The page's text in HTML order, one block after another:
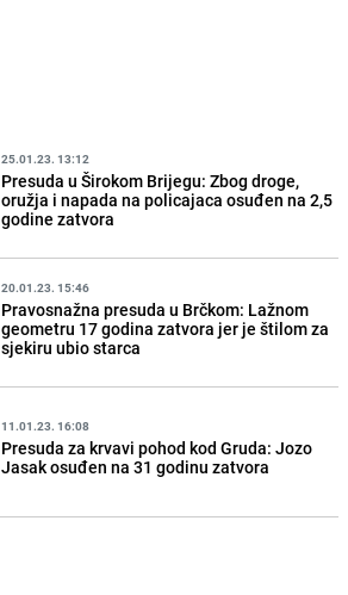
25.01.23. 13:12
Presuda u Širokom Brijegu: Zbog droge,
oružja i napada na policajaca osuđen na 2,5
godine zatvora
20.01.23. 15:46
Pravosnažna presuda u Brčkom: Lažnom
geometru 17 godina zatvora jer je štilom za
sjekiru ubio starca
11.01.23. 16:08
Presuda za krvavi pohod kod Gruda: Jozo
Jasak osuđen na 31 godinu zatvora